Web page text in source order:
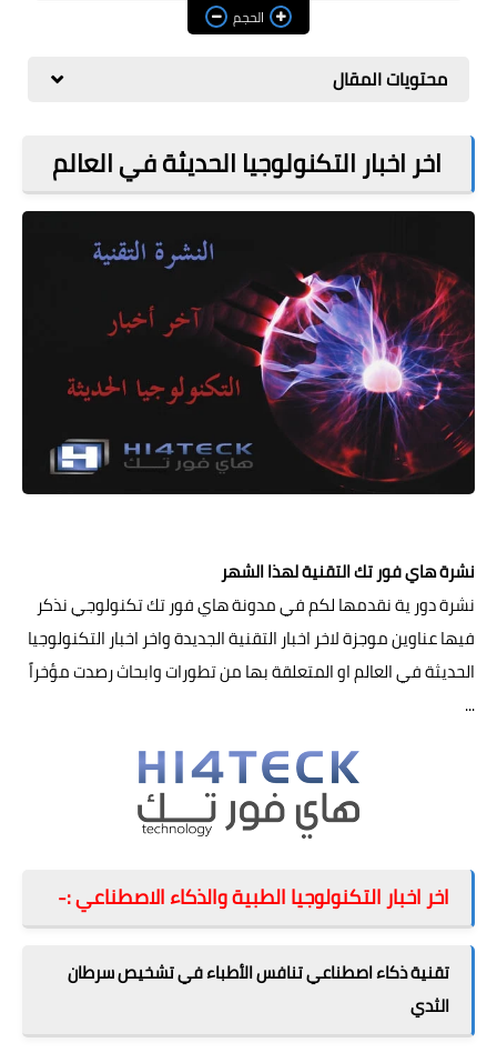
الربح من الانترنت
ذكاء اصطناعي
الحجم
محتويات المقال
اخر اخبار التكنولوجيا الحديثة في العالم
نشرة هاي فور تك التقنية لهذا الشهر
نشرة دور ية نقدمها لكم في مدونة هاي فور تك تكنولوجي نذكر
فيها عناوين موجزة لاخر اخبار التقنية الجديدة واخر اخبار التكنولوجيا
الحديثة في العالم او المتعلقة بها من تطورات وابحاث رصدت مؤخراً
...
اخر اخبار التكنولوجيا الطبية والذكاء الاصطناعي :-
تقنية ذكاء اصطناعي تنافس الأطباء في تشخيص سرطان
الثدي